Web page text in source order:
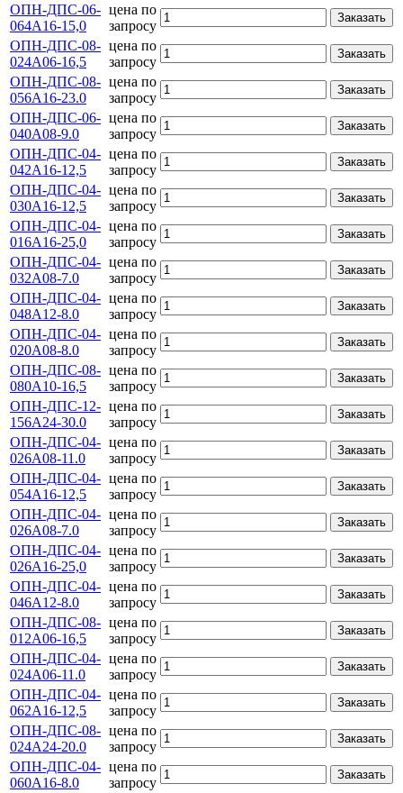
ОПН-ДПС-06-
064А16-15,0
цена по
запросу
Заказать
ОПН-ДПС-08-
024А06-16,5
цена по
запросу
Заказать
ОПН-ДПС-08-
056А16-23.0
цена по
запросу
Заказать
ОПН-ДПС-06-
040А08-9.0
цена по
запросу
Заказать
ОПН-ДПС-04-
042А16-12,5
цена по
запросу
Заказать
ОПН-ДПС-04-
030А16-12,5
цена по
запросу
Заказать
ОПН-ДПС-04-
016А16-25,0
цена по
запросу
Заказать
ОПН-ДПС-04-
032А08-7.0
цена по
запросу
Заказать
ОПН-ДПС-04-
048А12-8.0
цена по
запросу
Заказать
ОПН-ДПС-04-
020А08-8.0
цена по
запросу
Заказать
ОПН-ДПС-08-
080А10-16,5
цена по
запросу
Заказать
ОПН-ДПС-12-
156А24-30.0
цена по
запросу
Заказать
ОПН-ДПС-04-
026А08-11.0
цена по
запросу
Заказать
ОПН-ДПС-04-
054А16-12,5
цена по
запросу
Заказать
ОПН-ДПС-04-
026А08-7.0
цена по
запросу
Заказать
ОПН-ДПС-04-
026А16-25,0
цена по
запросу
Заказать
ОПН-ДПС-04-
046А12-8.0
цена по
запросу
Заказать
ОПН-ДПС-08-
012А06-16,5
цена по
запросу
Заказать
ОПН-ДПС-04-
024А06-11.0
цена по
запросу
Заказать
ОПН-ДПС-04-
062А16-12,5
цена по
запросу
Заказать
ОПН-ДПС-08-
024А24-20.0
цена по
запросу
Заказать
ОПН-ДПС-04-
060А16-8.0
цена по
запросу
Заказать